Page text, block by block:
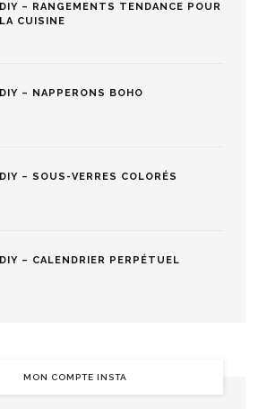
DIY – RANGEMENTS TENDANCE POUR
LA CUISINE
DIY – NAPPERONS BOHO
DIY – SOUS-VERRES COLORÉS
DIY – CALENDRIER PERPÉTUEL
MON COMPTE INSTA